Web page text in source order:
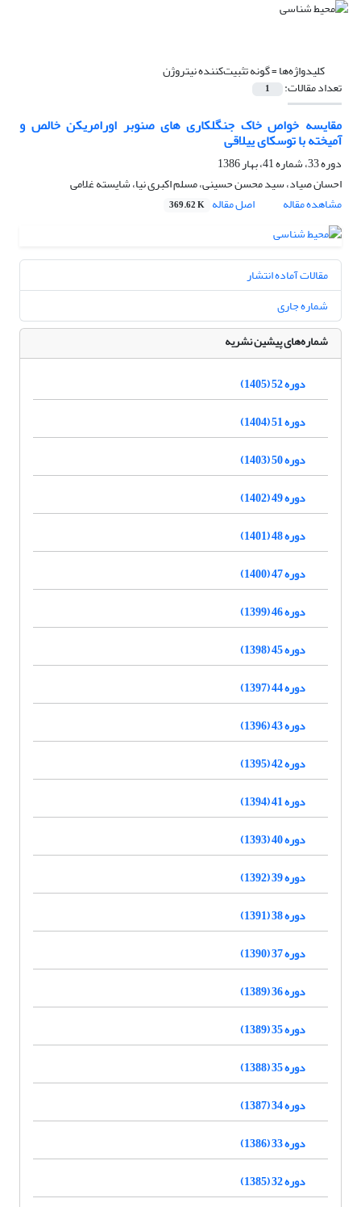
کلیدواژه‌ها =گونه تثبیت‌کننده نیتروژن
تعداد مقالات: 1
مقایسه خواص خاک جنگلکاری های صنوبر اورامریکن خالص و
آمیخته با توسکای ییلاقی
دوره 33، شماره 41، بهار 1386
احسان صیاد، سید محسن حسینی، مسلم اکبری نیا، شایسته غلامی
مشاهده مقاله
اصل مقاله 369.62 K
مقالات آماده انتشار
شماره جاری
شماره‌های پیشین نشریه
دوره 52 (1405)
دوره 51 (1404)
دوره 50 (1403)
دوره 49 (1402)
دوره 48 (1401)
دوره 47 (1400)
دوره 46 (1399)
دوره 45 (1398)
دوره 44 (1397)
دوره 43 (1396)
دوره 42 (1395)
دوره 41 (1394)
دوره 40 (1393)
دوره 39 (1392)
دوره 38 (1391)
دوره 37 (1390)
دوره 36 (1389)
دوره 35 (1389)
دوره 35 (1388)
دوره 34 (1387)
دوره 33 (1386)
دوره 32 (1385)